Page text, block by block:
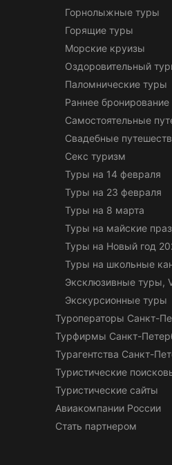
Горнолыжные туры
Горящие туры
Морские круизы
Оздоровительный
Паломнические туры
Раннее
Самостоятельные
Свадебные
Секс туризм
Туры на 14 февраля
Туры на 23 февраля
Туры на 8 марта
Туры на майские
Туры на Новый год
Туры на школьные
Эксклюзивные туры,
Экскурсионные туры
Туроператоры Санкт-
Турфирмы Санкт-
Турагентства Санкт-
Туристические
Туристические сайты
Авиакомпании России
Стать партнером